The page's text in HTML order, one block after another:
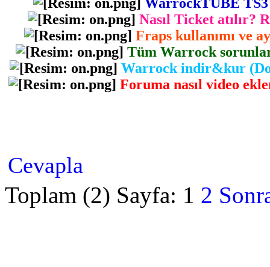
WarrockTUBE
Nasıl Ticket atılır?
Fraps kullanımı ve
Tüm Warrock
Warrock indir&kur
Foruma nasıl video
Cevapla
Toplam (2) Sayfa: 1 2